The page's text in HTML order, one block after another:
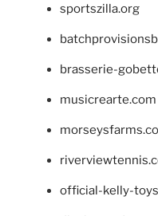
sportszilla.org
brasserie-
musicrearte.com
official-kelly-